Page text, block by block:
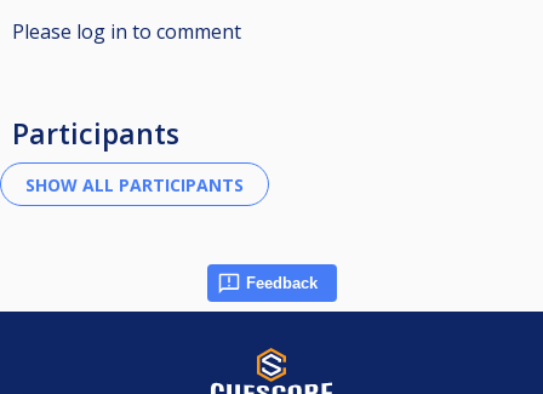
Please log in to comment
Participants
Feedback